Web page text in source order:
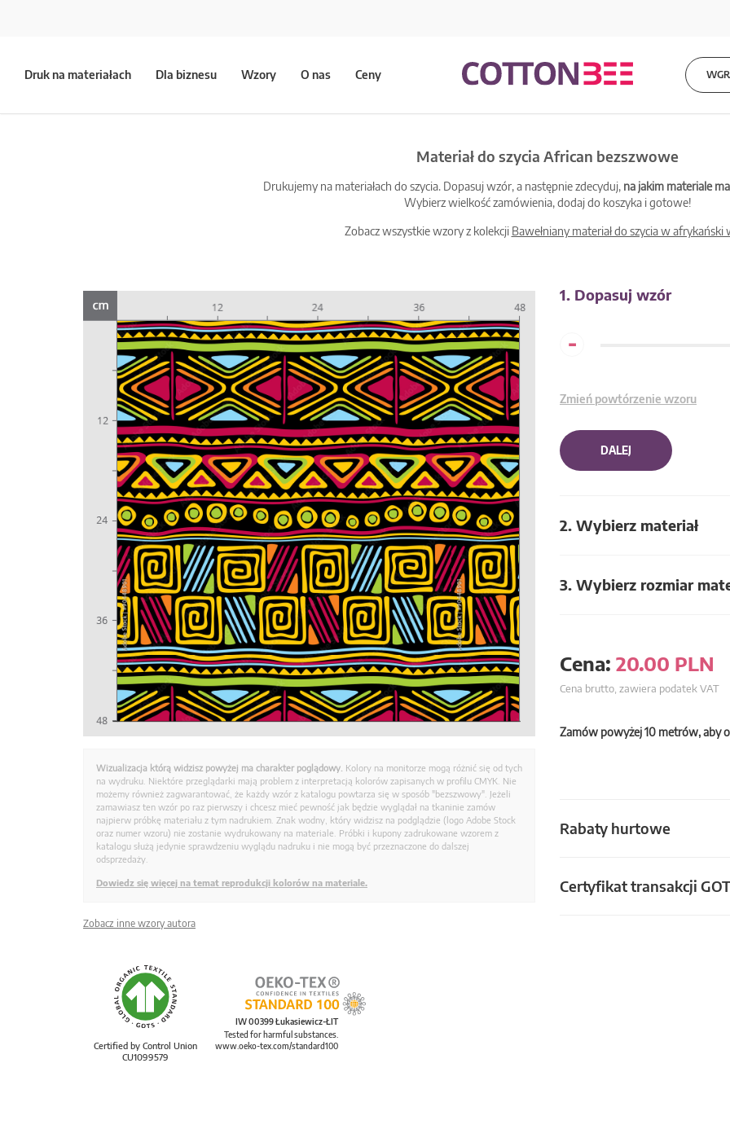
Druk na materiałach Dla biznesu Wzory O nas Ceny
Materiał do szycia African bezszwowe
Drukujemy na materiałach do szycia. Dopasuj wzór, a następnie zdecyduj, na jakim materiale
Wybierz wielkość zamówienia, dodaj do koszyka i gotowe!
Zobacz wszystkie wzory z kolekcji Bawełniany materiał do szycia w afrykański
1. Dopasuj wzór
-
Zmień powtórzenie wzoru
DALEJ
2. Wybierz materiał
3. Wybierz rozmiar
Cena: 20.00 PLN
Cena brutto, zawiera podatek VAT
Zamów powyżej 10 metrów, aby
Rabaty hurtowe
Certyfikat transakcji
Wizualizacja którą widzisz powyżej ma charakter poglądowy. Kolory na monitorze mogą różnić się od tych
na wydruku. Niektóre przeglądarki mają problem z interpretacją kolorów zapisanych w profilu CMYK. Nie
możemy również zagwarantować, że każdy wzór z katalogu powtarza się w sposób "bezszwowy". Jeżeli
zamawiasz ten wzór po raz pierwszy i chcesz mieć pewność jak będzie wyglądał na tkaninie zamów
najpierw próbkę materiału z tym nadrukiem. Znak wodny, który widzisz na podglądzie (logo Adobe Stock
oraz numer wzoru) nie zostanie wydrukowany na materiale. Próbki i kupony zadrukowane wzorem z
katalogu służą jedynie sprawdzeniu wyglądu nadruku i nie mogą być przeznaczone do dalszej
odsprzedaży.
Dowiedz się więcej na temat reprodukcji kolorów na materiale.
Zobacz inne wzory autora
Certified by Control Union
CU1099579
IW 00399 Łukasiewicz-ŁIT
Tested for harmful substances.
www.oeko-tex.com/standard100